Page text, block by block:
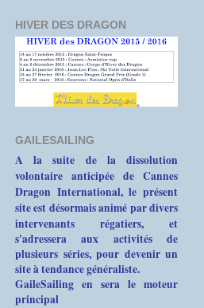
HIVER DES DRAGON
GAILESAILING
A la suite de la dissolution
volontaire anticipée de Cannes
Dragon International, le présent
site est désormais animé par divers
intervenants régatiers, et
s'adressera aux activités de
plusieurs séries, pour devenir un
site à tendance généraliste.
GaileSailing en sera le moteur
principal